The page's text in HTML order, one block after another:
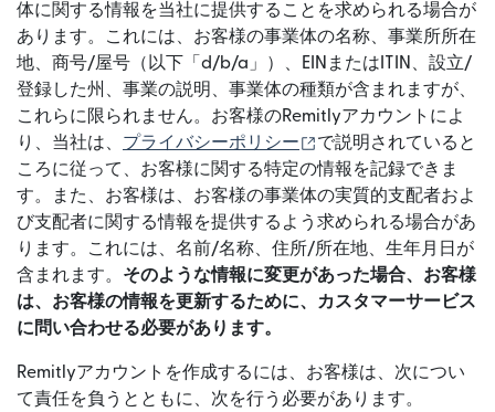
体に関する情報を当社に提供することを求められる場合が
あります。これには、お客様の事業体の名称、事業所所在
地、商号/屋号（以下「d/b/a」）、EINまたはITIN、設立/
登録した州、事業の説明、事業体の種類が含まれますが、
これらに限られません。お客様のRemitlyアカウントによ
り、当社は、 プライバシーポリシー （別ウィンドウで開
で説明されていると
ころに従って、お客様に関する特定の情報を記録できま
す。また、お客様は、お客様の事業体の実質的支配者およ
び支配者に関する情報を提供するよう求められる場合があ
ります。これには、名前/名称、住所/所在地、生年月日が
含まれます。 そのような情報に変更があった場合、お客様
は、お客様の情報を更新するために、カスタマーサービス
に問い合わせる必要があります。
Remitlyアカウントを作成するには、お客様は、次につい
て責任を負うとともに、次を行う必要があります。